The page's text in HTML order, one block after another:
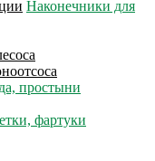
Наконечники для
простыни
фартуки